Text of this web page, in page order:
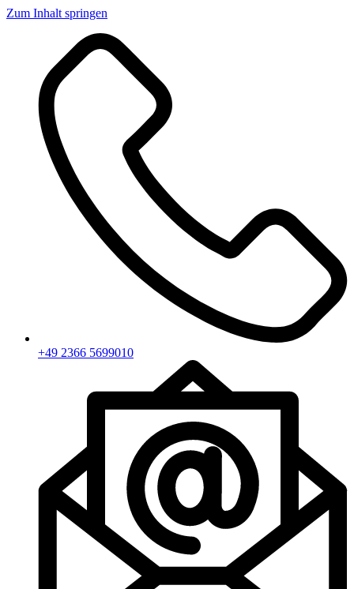
Zum Inhalt springen
+49 2366 5699010